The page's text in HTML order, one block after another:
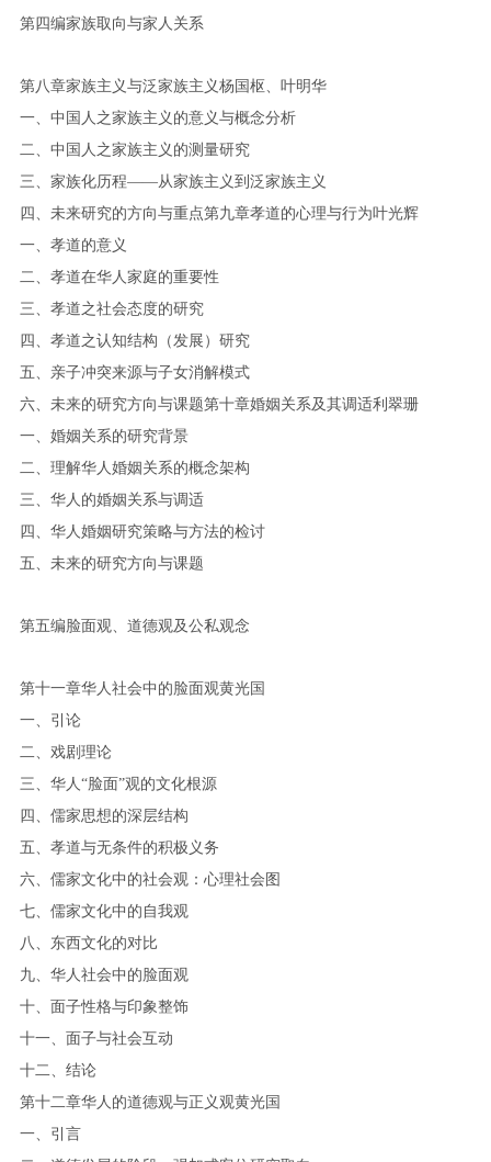
第四编家族取向与家人关系
第八章家族主义与泛家族主义杨国枢、叶明华
一、中国人之家族主义的意义与概念分析
二、中国人之家族主义的测量研究
三、家族化历程——从家族主义到泛家族主义
四、未来研究的方向与重点第九章孝道的心理与行为叶光辉
一、孝道的意义
二、孝道在华人家庭的重要性
三、孝道之社会态度的研究
四、孝道之认知结构（发展）研究
五、亲子冲突来源与子女消解模式
六、未来的研究方向与课题第十章婚姻关系及其调适利翠珊
一、婚姻关系的研究背景
二、理解华人婚姻关系的概念架构
三、华人的婚姻关系与调适
四、华人婚姻研究策略与方法的检讨
五、未来的研究方向与课题
第五编脸面观、道德观及公私观念
第十一章华人社会中的脸面观黄光国
一、引论
二、戏剧理论
三、华人“脸面”观的文化根源
四、儒家思想的深层结构
五、孝道与无条件的积极义务
六、儒家文化中的社会观：心理社会图
七、儒家文化中的自我观
八、东西文化的对比
九、华人社会中的脸面观
十、面子性格与印象整饰
十一、面子与社会互动
十二、结论
第十二章华人的道德观与正义观黄光国
一、引言